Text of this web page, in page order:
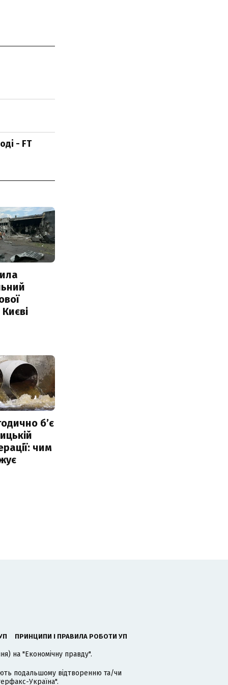
- FT
б’є
чим
ПРИНЦИПИ І ПРАВИЛА РОБОТИ УП
на "Економічну правду".
подальшому відтворенню та/чи
Україна".